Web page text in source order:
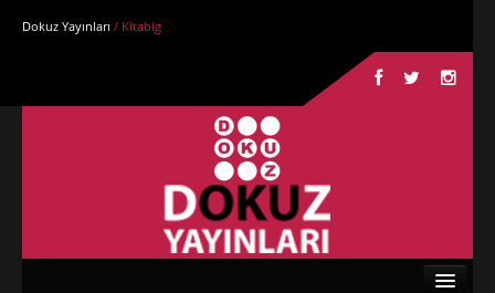
Dokuz Yayınları / Kitabig